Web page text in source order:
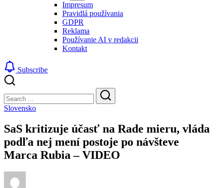
Impresum
Pravidlá používania
GDPR
Reklama
Používanie AI v redakcii
Kontakt
Subscribe
Search
Search
Slovensko
SaS kritizuje účasť na Rade mieru, vláda
podľa nej mení postoje po návšteve
Marca Rubia – VIDEO